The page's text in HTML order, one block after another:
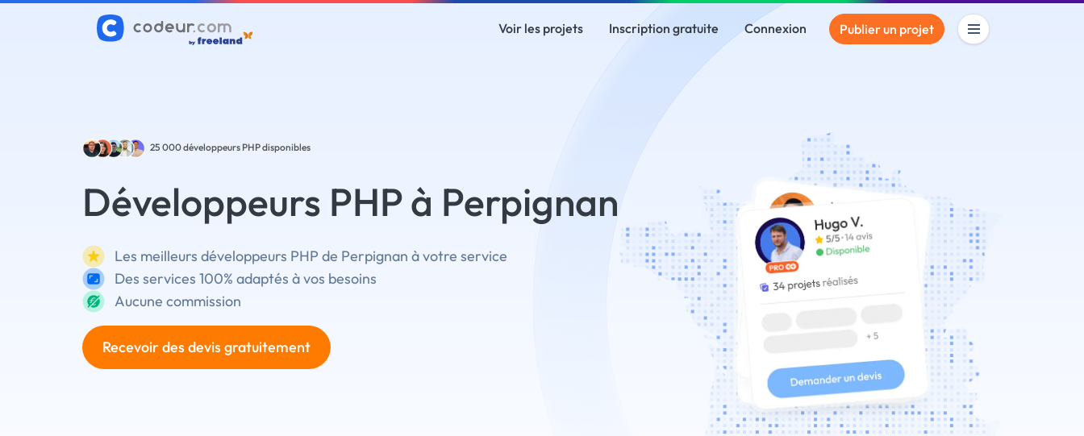
Voir les projets Inscription gratuite Connexion Publier un projet
25 000développeurs PHP disponibles
Développeurs PHP à Perpignan
Les meilleurs développeurs PHP de Perpignan à votre service
Des services 100% adaptés à vos besoins
Aucune commission
Recevoir des devis gratuitement